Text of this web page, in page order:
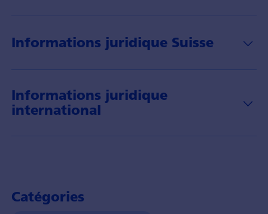
Informations juridique Suisse
Informations juridique
international
Catégories